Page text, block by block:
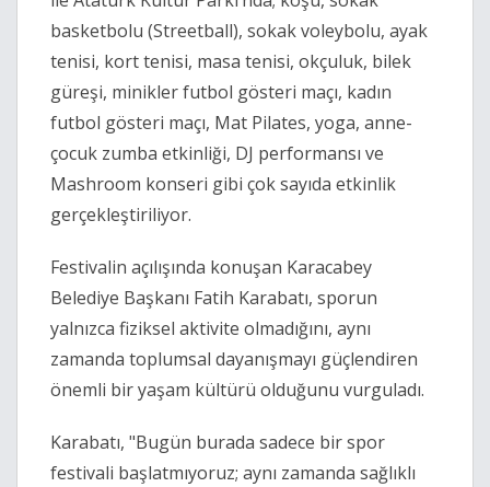
basketbolu (Streetball), sokak voleybolu, ayak
tenisi, kort tenisi, masa tenisi, okçuluk, bilek
güreşi, minikler futbol gösteri maçı, kadın
futbol gösteri maçı, Mat Pilates, yoga, anne-
çocuk zumba etkinliği, DJ performansı ve
Mashroom konseri gibi çok sayıda etkinlik
gerçekleştiriliyor.
Festivalin açılışında konuşan Karacabey
Belediye Başkanı Fatih Karabatı, sporun
yalnızca fiziksel aktivite olmadığını, aynı
zamanda toplumsal dayanışmayı güçlendiren
önemli bir yaşam kültürü olduğunu vurguladı.
Karabatı, "Bugün burada sadece bir spor
festivali başlatmıyoruz; aynı zamanda sağlıklı